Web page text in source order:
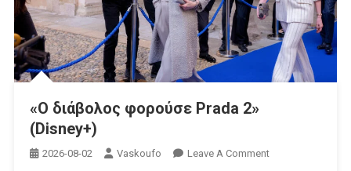
«Ο διάβολος φορούσε Prada 2»
(Disney+)
2026-08-02 Vaskoufo Leave A CommentOn